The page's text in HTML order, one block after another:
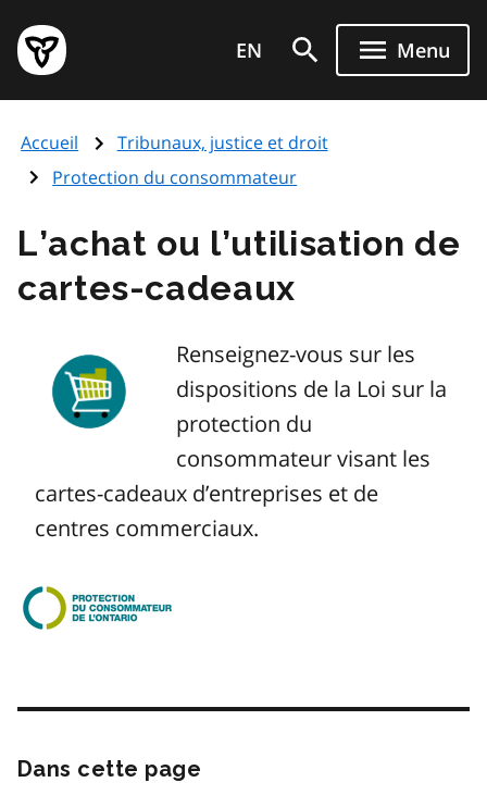
au
contenu
principal
Page
d'accueil
de
l'Ontario
EN Menu
Accueil
Tribunaux, justice et droit
Protection du consommateur
L’achat ou l’utilisation de
cartes-cadeaux
Renseignez-vous sur les
dispositions de la Loi sur la
protection du
consommateur visant les
cartes-cadeaux d’entreprises et de
centres commerciaux.
Dans cette page